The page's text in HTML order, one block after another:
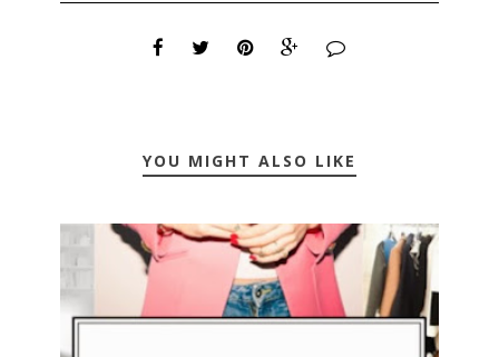
YOU MIGHT ALSO LIKE